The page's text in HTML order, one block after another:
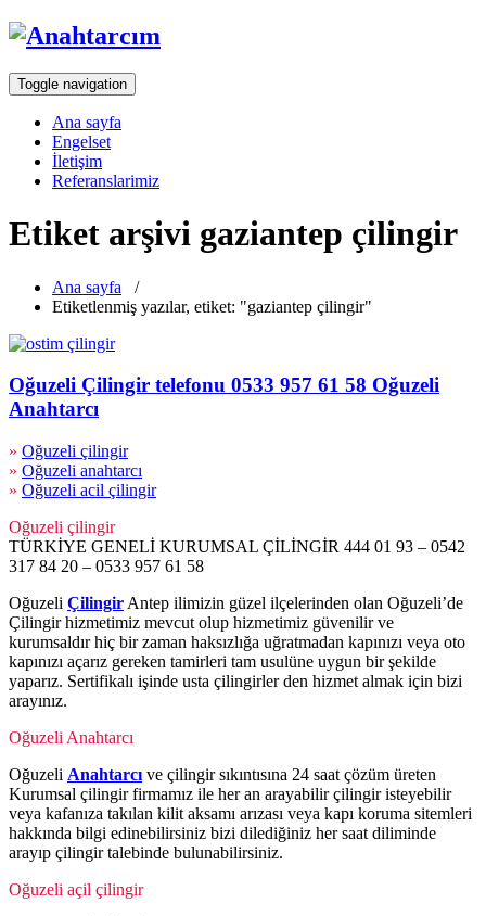
Toggle navigation
Ana sayfa
Engelset
İletişim
Referanslarimiz
Etiket arşivi gaziantep çilingir
Ana sayfa /
Etiketlenmiş yazılar, etiket: "gaziantep çilingir"
Oğuzeli Çilingir telefonu 0533 957 61 58 Oğuzeli
Anahtarcı
» Oğuzeli çilingir
» Oğuzeli anahtarcı
» Oğuzeli acil çilingir
Oğuzeli çilingir
TÜRKİYE GENELİ KURUMSAL ÇİLİNGİR 444 01 93 – 0542
317 84 20 – 0533 957 61 58
Oğuzeli Çilingir Antep ilimizin güzel ilçelerinden olan Oğuzeli’de
Çilingir hizmetimiz mevcut olup hizmetimiz güvenilir ve
kurumsaldır hiç bir zaman haksızlığa uğratmadan kapınızı veya oto
kapınızı açarız gereken tamirleri tam usulüne uygun bir şekilde
yaparız. Sertifikalı işinde usta çilingirler den hizmet almak için bizi
arayınız.
Oğuzeli Anahtarcı
Oğuzeli Anahtarcı ve çilingir sıkıntısına 24 saat çözüm üreten
Kurumsal çilingir firmamız ile her an arayabilir çilingir isteyebilir
veya kafanıza takılan kilit aksamı arızası veya kapı koruma sitemleri
hakkında bilgi edinebilirsiniz bizi dilediğiniz her saat diliminde
arayıp çilingir talebinde bulunabilirsiniz.
Oğuzeli açil çilingir